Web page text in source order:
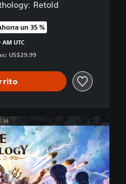
Retold
original de US$29.99
un 35 %
UTC
US$29.99